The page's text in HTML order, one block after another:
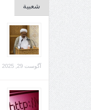
شعبية
آگوست 29, 2025